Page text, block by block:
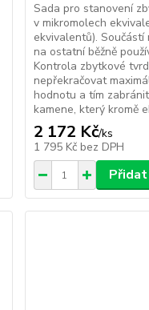
Sada pro stanovení
v mikromolech
ekvivalentů).
na ostatní běžně
Kontrola zbytkové
nepřekračovat
hodnotu a tím
kamene, který kromě
2 172 Kč/ks
1 795 Kč bez DPH